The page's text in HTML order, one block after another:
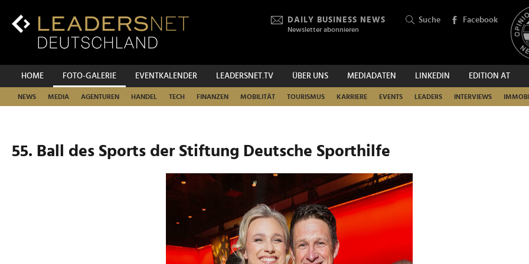
Inhalt
Hauptnavigation
DAILY BUSINESS NEWS
Newsletter abonnieren
Suche Facebook
HOME FOTO-GALERIE EVENTKALENDER LEADERSNET.TV ÜBER UNS MEDIADATEN LINKEDIN EDITION AT
NEWS MEDIA AGENTUREN HANDEL TECH FINANZEN MOBILITÄT TOURISMUS KARRIERE EVENTS LEADERS INTERVIEWS
SUCHEN
55. Ball des Sports der Stiftung Deutsche Sporthilfe